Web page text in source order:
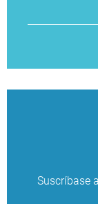
Suscríbase